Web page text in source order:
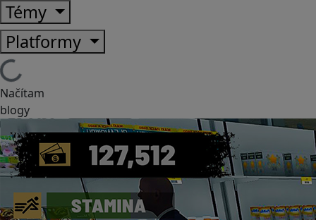
Témy
Platformy
Načítam
blogy